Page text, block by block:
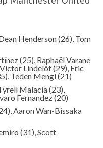
Henderson (26), Tom
(25), Raphaël Varane
Lindelöf (29), Eric
Teden Mengi (21)
Malacia (23),
Fernandez (20)
Aaron Wan-Bissaka
(31), Scott